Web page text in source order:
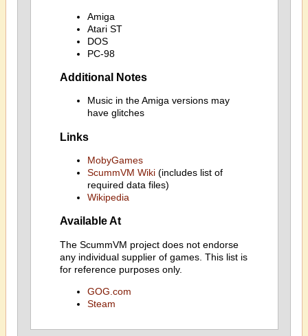
Amiga
Atari ST
DOS
PC-98
Additional Notes
Music in the Amiga versions may
have glitches
Links
MobyGames
ScummVM Wiki(includes list of
required data files)
Wikipedia
Available At
The ScummVM project does not endorse
any individual supplier of games. This list is
for reference purposes only.
GOG.com
Steam